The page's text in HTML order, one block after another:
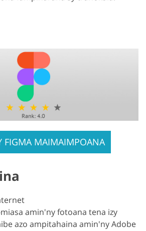
FIGMA MAIMAIMPOANA
amin'ny fotoana tena izy
azo ampitahaina amin'ny Adobe